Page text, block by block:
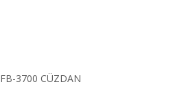
FB-3700 CÜZDAN